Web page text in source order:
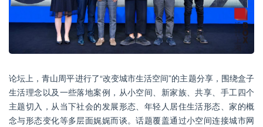
论坛上，青山周平进行了“改变城市生活空间”的主题分享，围绕盒子
生活理念以及一些落地案例，从小空间、新家族、共享、手工四个
主题切入，从当下社会的发展形态、年轻人居住生活形态、家的概
念与形态变化等多层面娓娓而谈。话题覆盖通过小空间连接城市网